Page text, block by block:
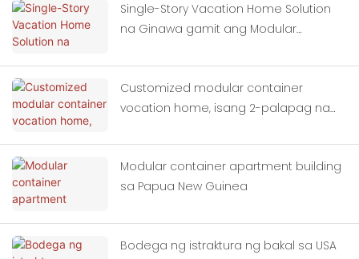
Single-Story Vacation Home Solution
na Ginawa gamit ang Modular
Customized modular container
vocation home, isang 2-palapag na
Modular container apartment building
sa Papua New Guinea
Bodega ng istraktura ng bakal sa USA